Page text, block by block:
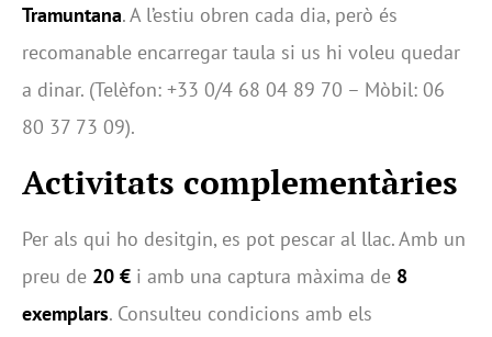
Tramuntana. A l’estiu obren cada dia, però és
recomanable encarregar taula si us hi voleu quedar
a dinar. (Telèfon: +33 0/4 68 04 89 70 – Mòbil: 06
80 37 73 09).
Activitats complementàries
Per als qui ho desitgin, es pot pescar al llac. Amb un
preu de 20 € i amb una captura màxima de 8
exemplars. Consulteu condicions amb els